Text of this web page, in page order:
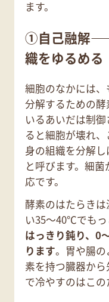
ます。
①自己融解
織をゆるめる
細胞のなかには
分解するための
いるあいだは制
ると細胞が壊れ
身の組織を分解
と呼びます。細
応です。
酵素のはたらき
い35〜40℃でもっ
はっきり鈍り、0
ります。胃や腸
素を持つ臓器か
で冷やすのはこの